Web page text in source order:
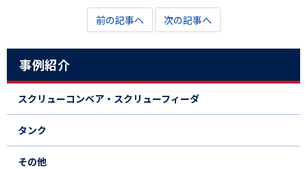
前の記事へ 次の記事へ
事例紹介
スクリューコンベア・スクリューフィーダ
タンク
その他